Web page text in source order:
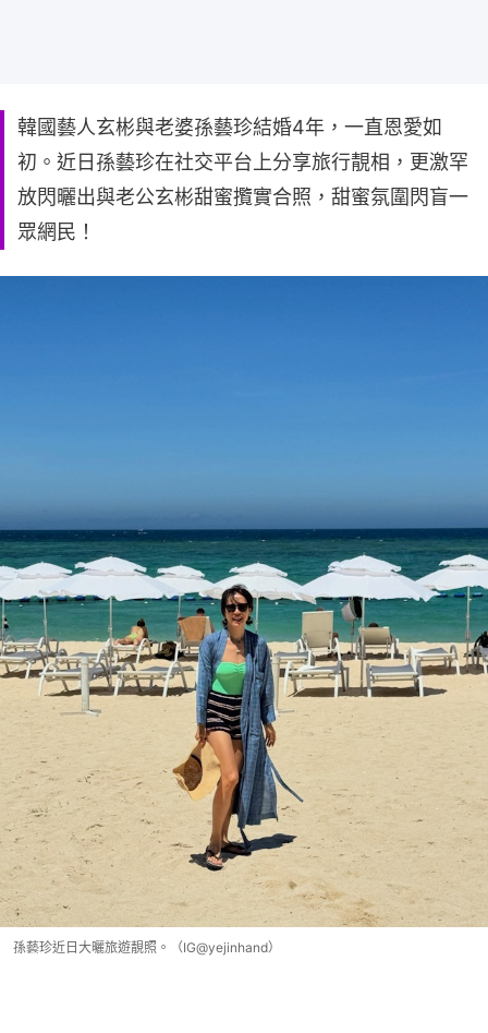
韓國藝人玄彬與老婆孫藝珍結婚4年，一直恩愛如
初。近日孫藝珍在社交平台上分享旅行靚相，更激罕
放閃曬出與老公玄彬甜蜜攬實合照，甜蜜氛圍閃盲一
眾網民！
孫藝珍近日大曬旅遊靚照。（IG@yejinhand）